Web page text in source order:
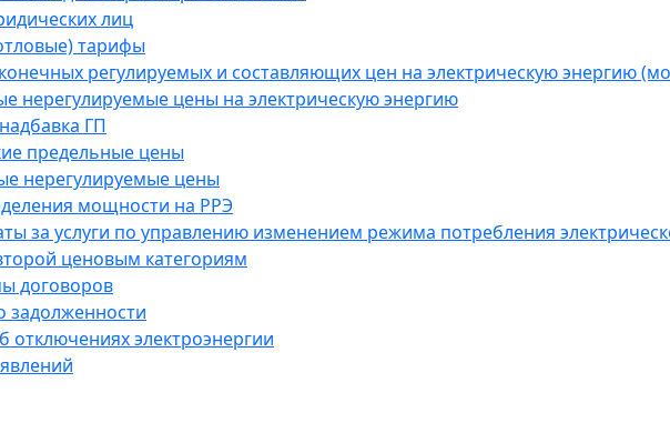
лиц
тарифы
регулируемых и составляющих цен на электрическую энергию
нерегулируемые цены на электрическую энергию
ГП
предельные цены
нерегулируемые цены
мощности на РРЭ
за услуги по управлению изменением режима потребления
ценовым категориям
договоров
задолженности
отключениях электроэнергии